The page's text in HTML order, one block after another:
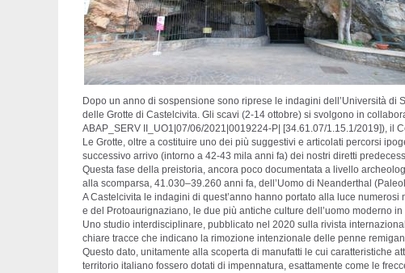
Dopo un anno di sospensione sono riprese le indagini dell’Università
delle Grotte di Castelcivita. Gli scavi (2-14 ottobre) si svolgono in
ABAP_SERV II_UO1|07/06/2021|0019224-P| [34.61.07/1.15.1/2019]), il
Le Grotte, oltre a costituire uno dei più suggestivi e articolati percorsi
successivo arrivo (intorno a 42-43 mila anni fa) dei nostri diretti
Questa fase della preistoria, ancora poco documentata a livello
alla scomparsa, 41.030–39.260 anni fa, dell’Uomo di Neanderthal
A Castelcivita le indagini di quest’anno hanno portato alla luce
e del Protoaurignaziano, le due più antiche culture dell’uomo moderno in
Uno studio interdisciplinare, pubblicato nel 2020 sulla rivista
chiare tracce che indicano la rimozione intenzionale delle penne
Questo dato, unitamente alla scoperta di manufatti le cui caratteristiche
territorio italiano fossero dotati di impennatura, esattamente come le